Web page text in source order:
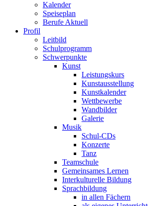
Kalender
Speiseplan
Berufe Aktuell
Profil
Leitbild
Schulprogramm
Schwerpunkte
Kunst
Leistungskurs
Kunstausstellung
Kunstkalender
Wettbewerbe
Wandbilder
Galerie
Musik
Schul-CDs
Konzerte
Tanz
Teamschule
Gemeinsames Lernen
Interkulturelle Bildung
Sprachbildung
in allen Fächern